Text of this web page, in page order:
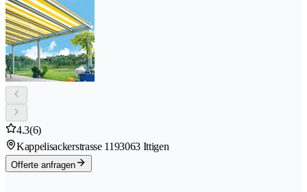
4.3(6)
Kappelisackerstrasse 1193063 Ittigen
Offerte anfragen